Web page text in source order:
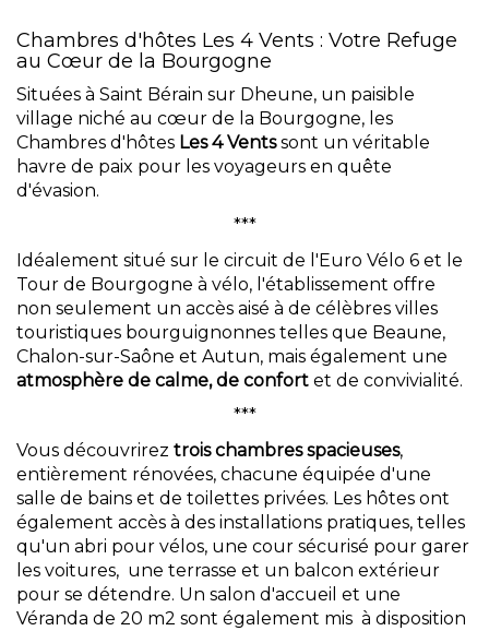
Chambres d'hôtes Les 4 Vents : Votre Refuge
au Cœur de la Bourgogne
Situées à Saint Bérain sur Dheune, un paisible
village niché au cœur de la Bourgogne, les
Chambres d'hôtes Les 4 Ventssont un véritable
havre de paix pour les voyageurs en quête
d'évasion.
***
Idéalement situé sur le circuit de l'Euro Vélo 6 et le
Tour de Bourgogne à vélo, l'établissement offre
non seulement un accès aisé à de célèbres villes
touristiques bourguignonnes telles que Beaune,
Chalon-sur-Saône et Autun, mais également une
atmosphère de calme, de confort et de convivialité.
***
Vous découvrirez trois chambres spacieuses,
entièrement rénovées, chacune équipée d'une
salle de bains et de toilettes privées. Les hôtes ont
également accès à des installations pratiques, telles
qu'un abri pour vélos, une cour sécurisé pour garer
les voitures, une terrasse et un balcon extérieur
pour se détendre. Un salon d'accueil et une
Véranda de 20 m2 sont également mis à disposition